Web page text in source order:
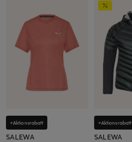
+Aktionsrabatt
SALEWA
+Aktionsrabatt
SALEWA